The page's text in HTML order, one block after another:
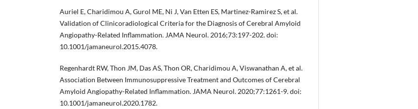
Auriel E, Charidimou A, Gurol ME, Ni J, Van Etten ES, Martinez-Ramirez S, et al.
Validation of Clinicoradiological Criteria for the Diagnosis of Cerebral Amyloid
Angiopathy-Related Inflammation. JAMA Neurol. 2016;73:197-202. doi:
10.1001/jamaneurol.2015.4078.
Regenhardt RW, Thon JM, Das AS, Thon OR, Charidimou A, Viswanathan A, et al.
Association Between Immunosuppressive Treatment and Outcomes of Cerebral
Amyloid Angiopathy-Related Inflammation. JAMA Neurol. 2020;77:1261-9. doi:
10.1001/jamaneurol.2020.1782.